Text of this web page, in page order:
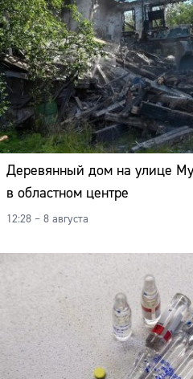
Деревянный дом на улице
в областном центре
12:28 – 8 августа